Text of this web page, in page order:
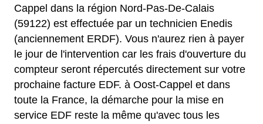
Cappel dans la région Nord-Pas-De-Calais
(59122) est effectuée par un technicien Enedis
(anciennement ERDF). Vous n'aurez rien à payer
le jour de l'intervention car les frais d'ouverture du
compteur seront répercutés directement sur votre
prochaine facture EDF. à Oost-Cappel et dans
toute la France, la démarche pour la mise en
service EDF reste la même qu'avec tous les